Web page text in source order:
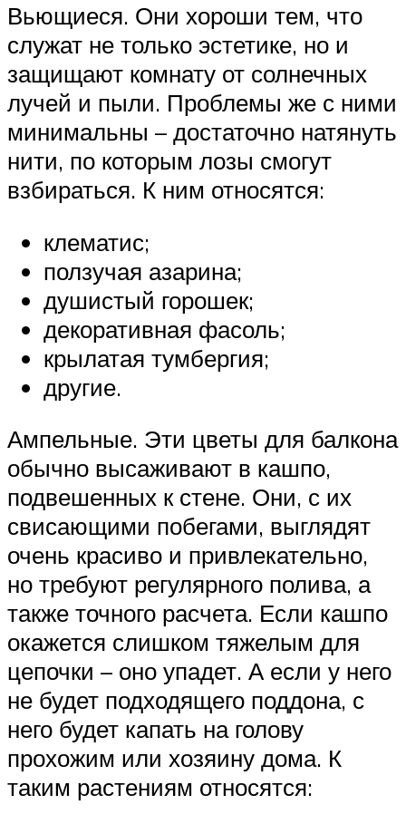
Вьющиеся. Они хороши тем, что
служат не только эстетике, но и
защищают комнату от солнечных
лучей и пыли. Проблемы же с ними
минимальны – достаточно натянуть
нити, по которым лозы смогут
взбираться. К ним относятся:
клематис;
ползучая азарина;
душистый горошек;
декоративная фасоль;
крылатая тумбергия;
другие.
Ампельные. Эти цветы для балкона
обычно высаживают в кашпо,
подвешенных к стене. Они, с их
свисающими побегами, выглядят
очень красиво и привлекательно,
но требуют регулярного полива, а
также точного расчета. Если кашпо
окажется слишком тяжелым для
цепочки – оно упадет. А если у него
не будет подходящего поддона, с
него будет капать на голову
прохожим или хозяину дома. К
таким растениям относятся: